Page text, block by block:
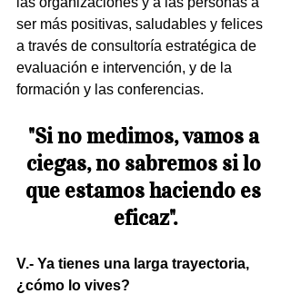
ser más positivas, saludables y felices
a través de consultoría estratégica de
evaluación e intervención, y de la
formación y las conferencias.
"Si no medimos, vamos a
ciegas, no sabremos si lo
que estamos haciendo es
eficaz".
V.- Ya tienes una larga trayectoria,
¿cómo lo vives?